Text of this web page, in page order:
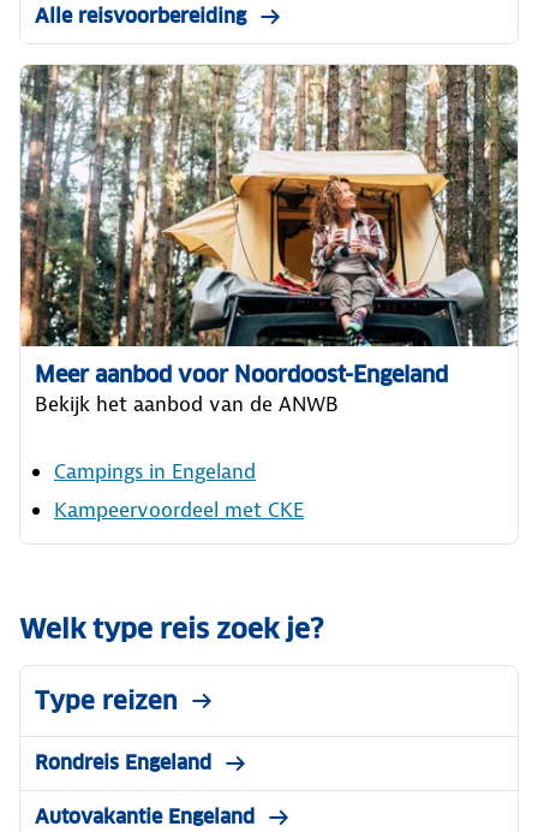
Alle reisvoorbereiding
Meer aanbod voor Noordoost-Engeland
Bekijk het aanbod van de ANWB
Campings in Engeland
Kampeervoordeel met CKE
Welk type reis zoek je?
Type reizen
Rondreis Engeland
Autovakantie Engeland